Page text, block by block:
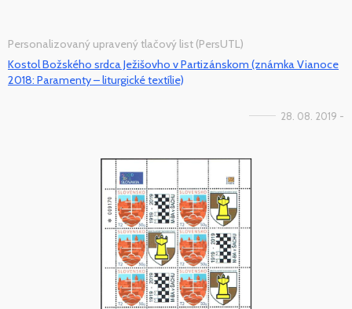
Personalizovaný upravený tlačový list (PersUTL)
Kostol Božského srdca Ježišovho v Partizánskom (známka Vianoce
2018: Paramenty – liturgické textílie)
28. 08. 2019 -